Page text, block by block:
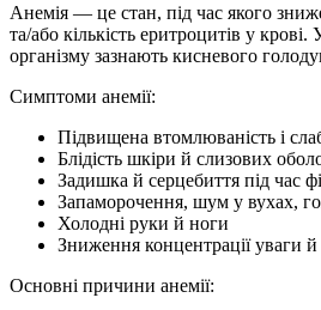
Анемія — це стан, під час якого
та/або кількість еритроцитів у крові.
організму зазнають кисневого
Симптоми анемії:
Підвищена втомлюваність і
Блідість шкіри й слизових
Задишка й серцебиття під час
Запаморочення, шум у вухах,
Холодні руки й ноги
Зниження концентрації уваги й
Основні причини анемії: